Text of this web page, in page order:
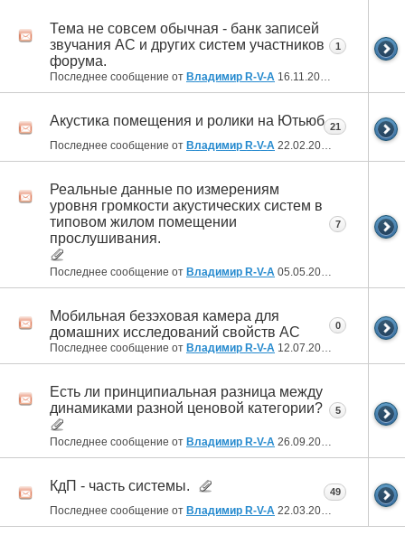
Тема не совсем обычная - банк записей
звучания АС и других систем участников
форума.
Последнее сообщение от Владимир R-V-A 16.11.2023
1
Акустика помещения и ролики на Ютьюб
Последнее сообщение от Владимир R-V-A 22.02.2022
21
Реальные данные по измерениям
уровня громкости акустических систем в
типовом жилом помещении
прослушивания.
Последнее сообщение от Владимир R-V-A 05.05.2021
7
Мобильная безэховая камера для
домашних исследований свойств АС
Последнее сообщение от Владимир R-V-A 12.07.2020
0
Есть ли принципиальная разница между
динамиками разной ценовой категории?
Последнее сообщение от Владимир R-V-A 26.09.2019
5
КдП - часть системы.
Последнее сообщение от Владимир R-V-A 22.03.2019
49